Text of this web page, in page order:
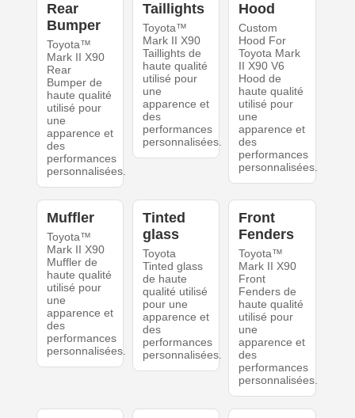
Rear
Bumper
Toyota™
Mark II X90
Rear
Bumper de
haute qualité
utilisé pour
une
apparence et
des
performances
personnalisées.
Taillights
Toyota™
Mark II X90
Taillights de
haute qualité
utilisé pour
une
apparence et
des
performances
personnalisées.
Hood
Custom
Hood For
Toyota Mark
II X90 V6
Hood de
haute qualité
utilisé pour
une
apparence et
des
performances
personnalisées.
Muffler
Toyota™
Mark II X90
Muffler de
haute qualité
utilisé pour
une
apparence et
des
performances
personnalisées.
Tinted
glass
Toyota
Tinted glass
de haute
qualité utilisé
pour une
apparence et
des
performances
personnalisées.
Front
Fenders
Toyota™
Mark II X90
Front
Fenders de
haute qualité
utilisé pour
une
apparence et
des
performances
personnalisées.